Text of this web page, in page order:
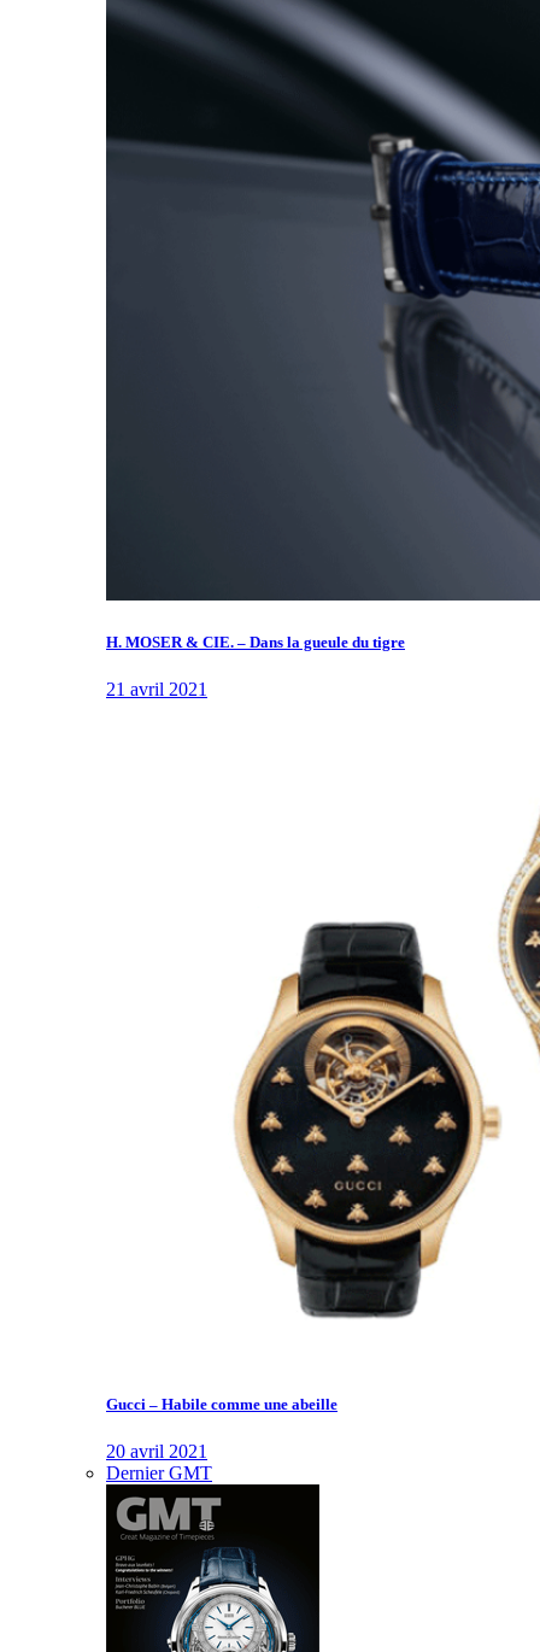
H. MOSER & CIE. – Dans la gueule du tigre
21 avril 2021
Gucci – Habile comme une abeille
20 avril 2021
Dernier GMT